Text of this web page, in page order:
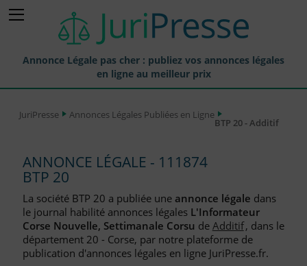
Annonce Légale pas cher : publiez vos annonces légales
en ligne au meilleur prix
Tarif et Prix d'une Annonce Légale
Journaux Habilités (JAL) Annonces Légales
Départements pour la Publication d'Annonces Légales
Liste des Greffes
Liste des CCI
JuriPresse Annonces Légales Publiées en Ligne
BTP 20 - Additif
ANNONCE LÉGALE - 111874
BTP 20
La société BTP 20 a publiée une annonce légale dans
le journal habilité annonces légales L'Informateur
Corse Nouvelle, Settimanale Corsu deAdditif, dans le
département 20 - Corse, par notre plateforme de
publication d'annonces légales en ligne JuriPresse.fr.